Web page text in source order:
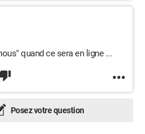
quand ce sera en ligne ...
Posez votre question